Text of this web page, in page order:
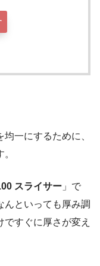
一にするために、
スライサー 」で
んといっても厚み調
すぐに厚さが変え